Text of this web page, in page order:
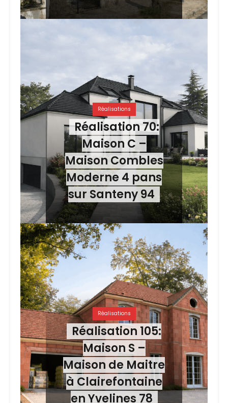
Réalisations
Réalisation 70:
Maison C –
Maison Combles
Moderne 4 pans
sur Santeny 94
Réalisations
Réalisation 105:
Maison S –
Maison de Maitre
à Clairefontaine
en Yvelines 78